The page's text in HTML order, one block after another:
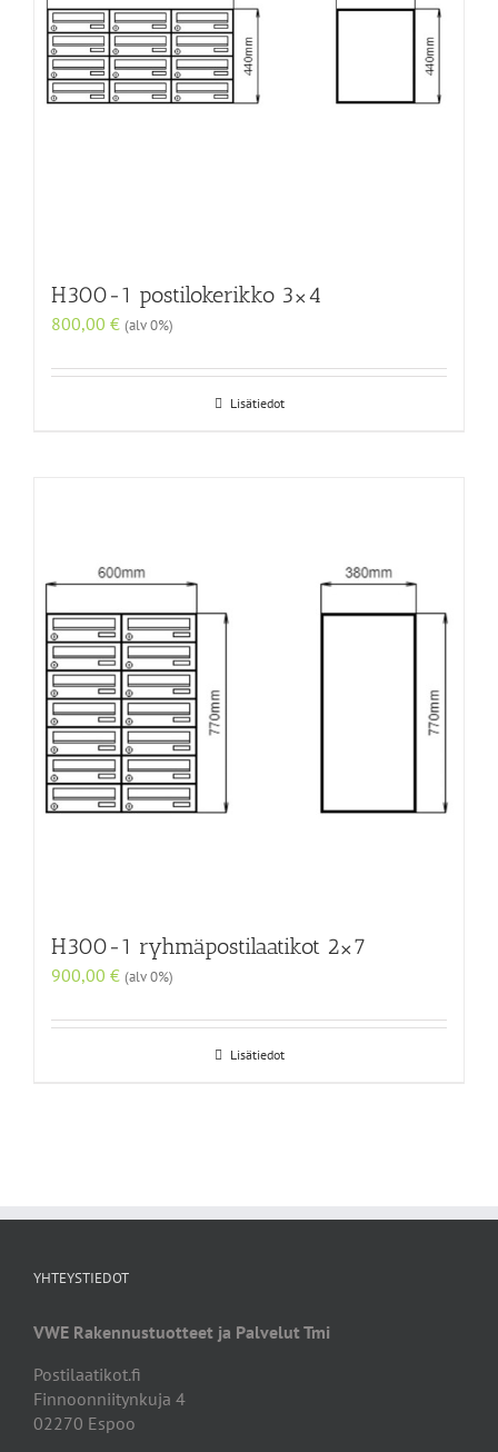
H300-1 postilokerikko 3×4
800,00 € (alv 0%)
Lisätiedot
H300-1 ryhmäpostilaatikot 2×7
900,00 € (alv 0%)
Lisätiedot
YHTEYSTIEDOT
VWE Rakennustuotteet ja Palvelut Tmi
Postilaatikot.fi
Finnoonniitynkuja 4
02270 Espoo